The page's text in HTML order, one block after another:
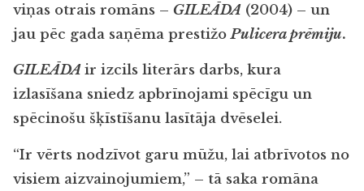
viņas otrais romāns – GILEĀDA (2004) – un
jau pēc gada saņēma prestižoPulicera prēmiju.
GILEĀDAir izcils literārs darbs, kura
izlasīšana sniedz apbrīnojami spēcīgu un
spēcinošu šķīstīšanu lasītāja dvēselei.
“Ir vērts nodzīvot garu mūžu, lai atbrīvotos no
visiem aizvainojumiem,” – tā saka romāna